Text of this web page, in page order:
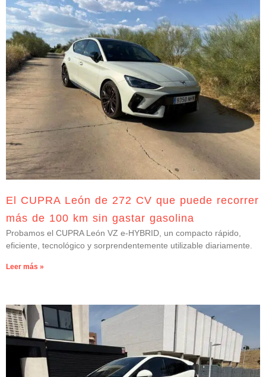
El CUPRA León de 272 CV que puede recorrer
más de 100 km sin gastar gasolina
Probamos el CUPRA León VZ e-HYBRID, un compacto rápido,
eficiente, tecnológico y sorprendentemente utilizable diariamente.
Leer más »